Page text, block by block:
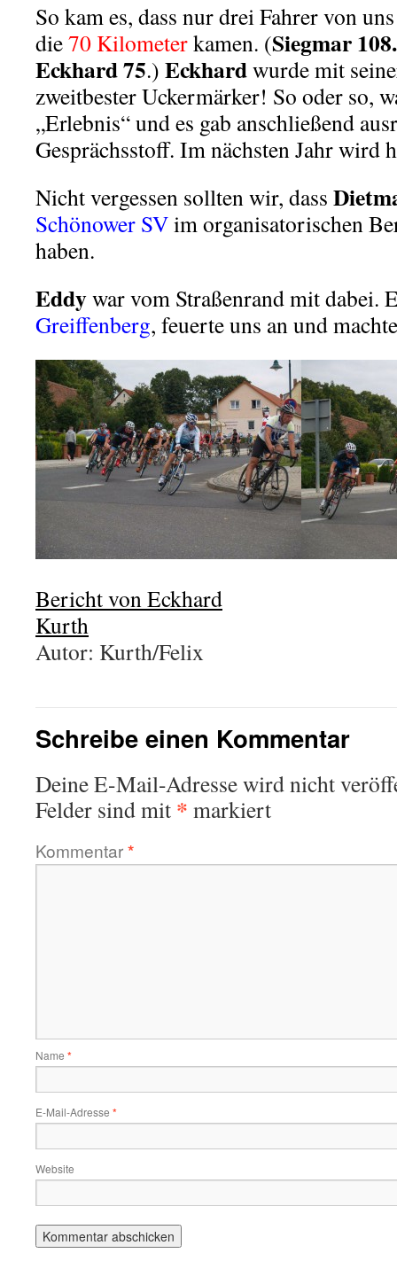
So kam es, dass nur drei Fahrer von
die70 Kilometerkamen. (Siegmar
Eckhard 75.) Eckhardwurde mit
zweitbester Uckermärker! So oder so,
„Erlebnis“ und es gab anschließend
Gesprächsstoff. Im nächsten Jahr wird
Nicht vergessen sollten wir, dass
Schönower SVim organisatorischen
haben.
Eddywar vom Straßenrand mit dabei.
Greiffenberg, feuerte uns an und
Bericht von Eckhard
Kurth
Autor: Kurth/Felix
Schreibe einen Kommentar
Deine E-Mail-Adresse wird nicht
Felder sind mit * markiert
Kommentar*
Name *
E-Mail-Adresse *
Website